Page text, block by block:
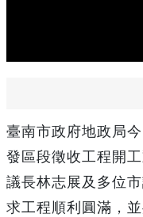
臺南市政府地政局
發區段徵收工程開
議長林志展及多位
求工程順利圓滿，